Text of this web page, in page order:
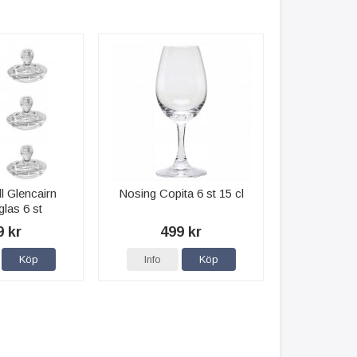
Glencairn
6 st
kr
Köp
Nosing Copita 6 st 15 cl
499 kr
Info Köp